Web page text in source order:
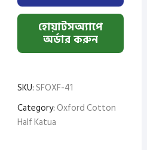
হোয়াটসঅ্যাপে
অর্ডার করুন
SKU:SFOXF-41
Category:Oxford Cotton
Half Katua